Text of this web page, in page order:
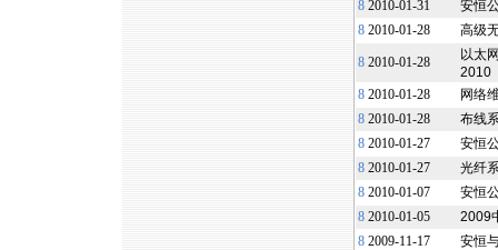
8 2010-01-31
安恒
8 2010-01-28 高级
8 2010-01-28
以太
2010
8 2010-01-28
网络
8 2010-01-28
布线
8 2010-01-27
安恒
8 2010-01-27
光纤
8 2010-01-07
安恒
8 2010-01-05
2009
8 2009-11-17
安恒